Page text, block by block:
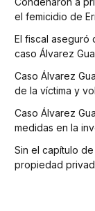
el femicidio de
El fiscal aseguró
caso Álvarez
Caso Álvarez
de la víctima y
Caso Álvarez
medidas en la
Sin el capítulo
propiedad